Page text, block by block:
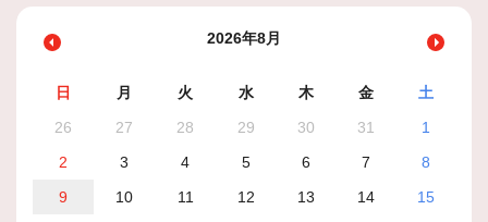
2026年8月
日 月 火 水 木 金
土
26
27 28 29 30 31
1
2
3 4 5 6 7
8
9
10 11 12 13 14
15